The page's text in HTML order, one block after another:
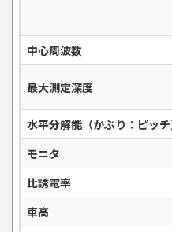
中心周波数
最大測定深度
水平分解能（かぶり：ピッチ
モニタ
比誘電率
車高